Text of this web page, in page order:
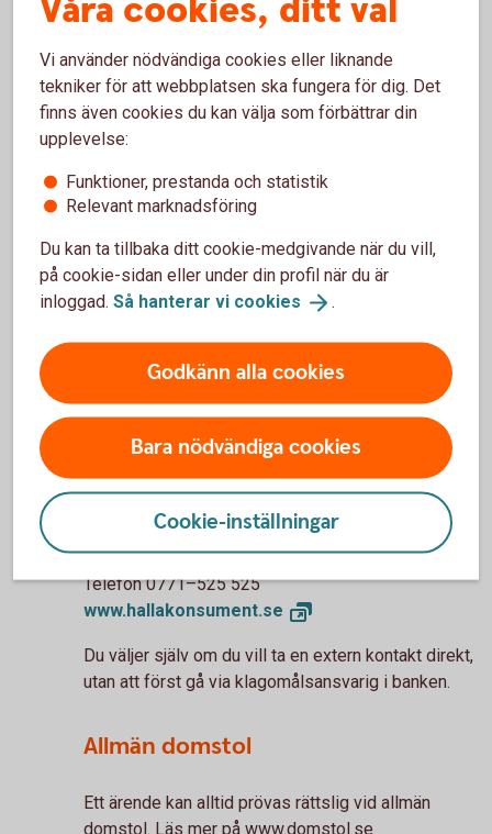
Box 24215
telefon 0200-22 58 00
www.bankforsakring.konsumenternas.se
Konsumenternas Försäkringsbyrå ger
vägledning om pension, försäkring och
skadereglering, men prövar inte tvister.
Konsumenternas Försäkringsbyrå gör också
oberoende jämförelser av privata försäkringar och
tjänstepensioner.
Konsumenternas Försäkringsbyrå
Box 24215
telefon 0200-22 58 00
www.konsumenternas.se
Du kan även få oberoende vägledning via
Konsumentverket.
Konsumentverket
Telefon 0771–525 525
www.hallakonsument.se
Du väljer själv om du vill ta en extern kontakt direkt,
utan att först gå via klagomålsansvarig i banken.
Allmän domstol
Ett ärende kan alltid prövas rättslig vid allmän
domstol. Läs mer på www.domstol.se
Våra cookies, ditt val
Vi använder nödvändiga cookies eller liknande
tekniker för att webbplatsen ska fungera för dig. Det
finns även cookies du kan välja som förbättrar din
upplevelse:
Funktioner, prestanda och statistik
Relevant marknadsföring
Du kan ta tillbaka ditt cookie-medgivande när du vill,
på cookie-sidan eller under din profil när du är
inloggad. Så hanterar vi cookies .
Godkänn alla cookies
Bara nödvändiga cookies
Cookie-inställningar